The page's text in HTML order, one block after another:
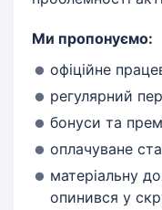
Ми пропонуємо:
офіційне
регулярний
бонуси та
оплачуване
матеріальну
опинився у